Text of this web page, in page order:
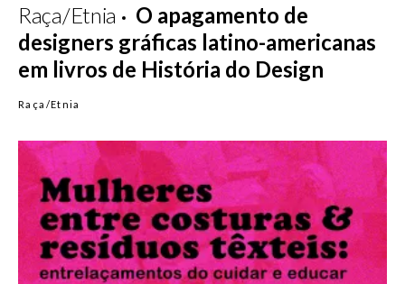
Raça/Etnia
O apagamento de
designers gráficas latino-americanas
em livros de História do Design
Raça/Etnia